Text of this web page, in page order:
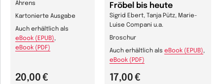
Ahrens
Kartonierte Ausgabe
20,00 €
Auch erhältlich als
eBook (EPUB),
eBook (PDF)
Fröbel bis heute
Sigrid Ebert, Tanja Pütz, Marie-
Luise Compani u.a.
Broschur
17,00 €
Auch erhältlich als eBook (EPUB),
eBook (PDF)